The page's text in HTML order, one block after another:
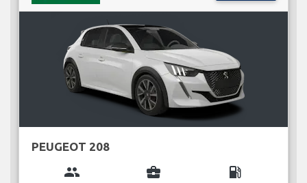
PEUGEOT 208
group business_center local_gas_station